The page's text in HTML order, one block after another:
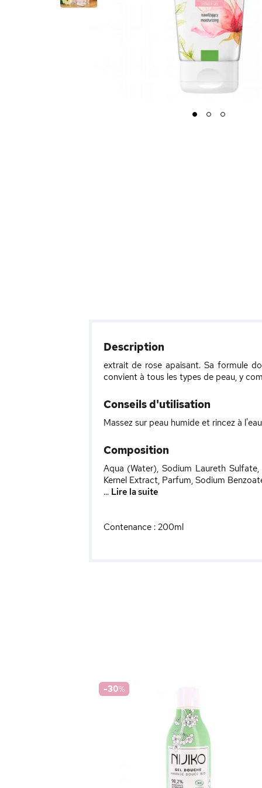
1 2 3
Description
extrait de rose apaisant. Sa formule
convient à tous les types de peau, y
Conseils d'utilisation
Massez sur peau humide et rincez à
Composition
Aqua (Water), Sodium Laureth
Kernel Extract, Parfum, Sodium
... Lire la suite
Contenance : 200ml
-30%